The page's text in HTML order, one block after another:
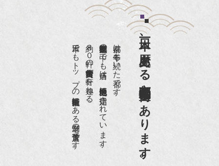
日本一、歴史ある
京都祇園骨董街にあります。
京都は千年も続いた都です。
京都祇園骨董街の中でも当店は、歴史的保全地区に指定されています。
約８０軒の古美術骨董商が軒を連ねる、
日本でもトップの祇園骨董街にある老舗の骨董店です。